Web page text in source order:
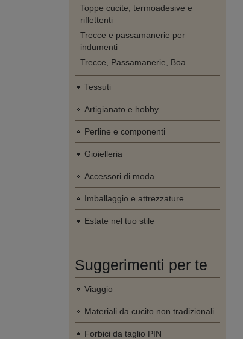
Toppe cucite, termoadesive e
riflettenti
Trecce e passamanerie per
indumenti
Trecce, Passamanerie, Boa
Tessuti
Artigianato e hobby
Perline e componenti
Gioielleria
Accessori di moda
Imballaggio e attrezzature
Estate nel tuo stile
Suggerimenti per te
Viaggio
Materiali da cucito non tradizionali
Forbici da taglio PIN